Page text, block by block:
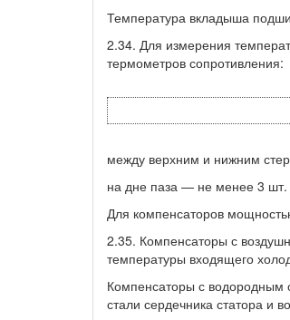
Температура вкладыша
2.34. Для измерения
термометров сопротивления:
между верхним и нижним
на дне паза — не менее 3
Для компенсаторов
2.35. Компенсаторы с
температуры входящего
Компенсаторы с водородным
стали сердечника статора и